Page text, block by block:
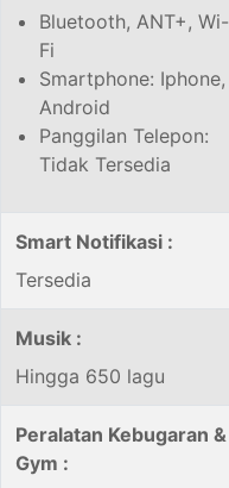
Bluetooth, ANT+, Wi-
Fi
Smartphone: Iphone,
Android
Panggilan Telepon:
Tidak Tersedia
Smart Notifikasi :
Tersedia
Musik :
Hingga 650 lagu
Peralatan Kebugaran &
Gym :